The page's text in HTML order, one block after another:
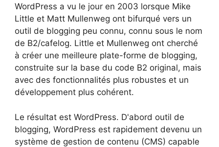
WordPress a vu le jour en 2003 lorsque Mike
Little et Matt Mullenweg ont bifurqué vers un
outil de blogging peu connu, connu sous le nom
de B2/cafelog. Little et Mullenweg ont cherché
à créer une meilleure plate-forme de blogging,
construite sur la base du code B2 original, mais
avec des fonctionnalités plus robustes et un
développement plus cohérent.
Le résultat est WordPress. D'abord outil de
blogging, WordPress est rapidement devenu un
système de gestion de contenu (CMS) capable